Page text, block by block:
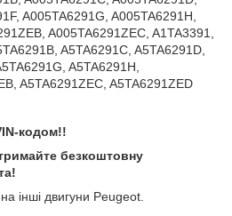
A005TA6291G, A005TA6291H,
A005TA6291ZEC, A1TA3391,
A5TA6291C, A5TA6291D,
A5TA6291H,
A5TA6291ZEC, A5TA6291ZED
кодом!!
безкоштовну
інші двигуни Peugeot.